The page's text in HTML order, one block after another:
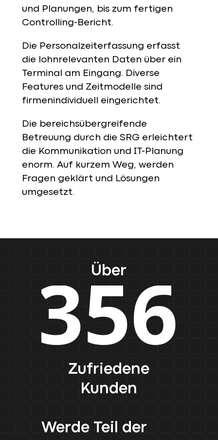
und Planungen, bis zum fertigen
Controlling-Bericht.
Die Personalzeiterfassung erfasst
die lohnrelevanten Daten über ein
Terminal am Eingang. Diverse
Features und Zeitmodelle sind
firmenindividuell eingerichtet.
Die bereichsübergreifende
Betreuung durch die SRG erleichtert
die Kommunikation und IT-Planung
enorm. Auf kurzem Weg, werden
Fragen geklärt und Lösungen
umgesetzt.
Über
Zufriedene
Kunden
Werde Teil der